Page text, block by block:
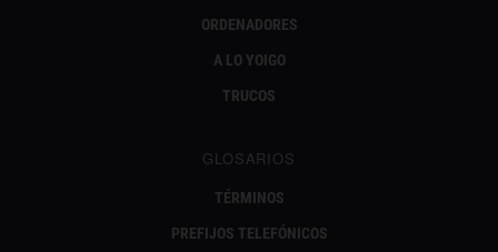
ORDENADORES
A LO YOIGO
TRUCOS
GLOSARIOS
TÉRMINOS
PREFIJOS TELEFÓNICOS